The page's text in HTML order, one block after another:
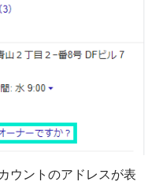
ウントのアドレスが表